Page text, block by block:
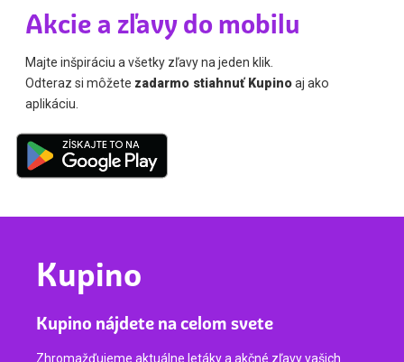
Akcie a zľavy do mobilu
Majte inšpiráciu a všetky zľavy na jeden klik.
Odteraz si môžete zadarmo stiahnuť Kupinoaj ako
aplikáciu.
Kupino
Kupino nájdete na celom svete
Zhromažďujeme aktuálne letáky a akčné zľavy vašich